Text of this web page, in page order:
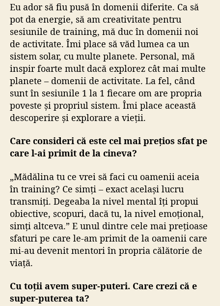
Eu ador să fiu pusă în domenii diferite. Ca să
pot da energie, să am creativitate pentru
sesiunile de training, mă duc în domenii noi
de activitate. Îmi place să văd lumea ca un
sistem solar, cu multe planete. Personal, mă
inspir foarte mult dacă explorez cât mai multe
planete – domenii de activitate. La fel, când
sunt în sesiunile 1 la 1 fiecare om are propria
poveste și propriul sistem. Îmi place această
descoperire și explorare a vieții.
Care consideri că este cel mai prețios sfat pe
care l-ai primit de la cineva?
„Mădălina tu ce vrei să faci cu oamenii aceia
în training? Ce simți – exact același lucru
transmiți. Degeaba la nivel mental îți propui
obiective, scopuri, dacă tu, la nivel emoțional,
simți altceva.” E unul dintre cele mai prețioase
sfaturi pe care le-am primit de la oamenii care
mi-au devenit mentori în propria călătorie de
viață.
Cu toții avem super-puteri. Care crezi că e
super-puterea ta?